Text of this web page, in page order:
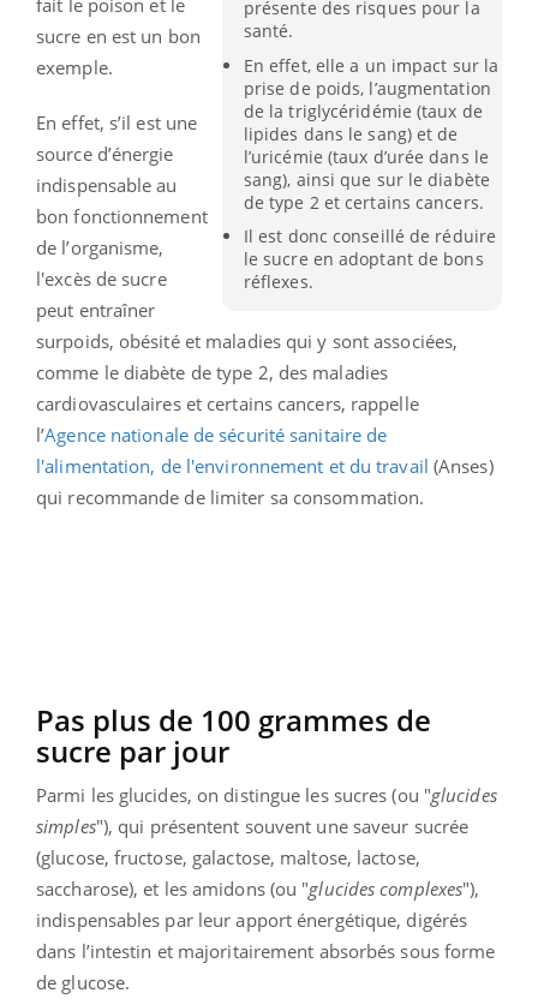
présente des risques pour la
santé.
En effet, elle a un impact sur la
prise de poids, l’augmentation
de la triglycéridémie (taux de
lipides dans le sang) et de
l’uricémie (taux d’urée dans le
sang), ainsi que sur le diabète
de type 2 et certains cancers.
Il est donc conseillé de réduire
le sucre en adoptant de bons
réflexes.
fait le poison et le
sucre en est un bon
exemple.
En effet, s’il est une
source d’énergie
indispensable au
bon fonctionnement
de l’organisme,
l'excès de sucre
peut entraîner
surpoids, obésité et maladies qui y sont associées,
comme le diabète de type 2, des maladies
cardiovasculaires et certains cancers, rappelle
l’Agence nationale de sécurité sanitaire de
l'alimentation, de l'environnement et du travail (Anses)
qui recommande de limiter sa consommation.
Pas plus de 100 grammes de
sucre par jour
Parmi les glucides, on distingue les sucres (ou "glucides
simples"), qui présentent souvent une saveur sucrée
(glucose, fructose, galactose, maltose, lactose,
saccharose), et les amidons (ou "glucides complexes"),
indispensables par leur apport énergétique, digérés
dans l’intestin et majoritairement absorbés sous forme
de glucose.